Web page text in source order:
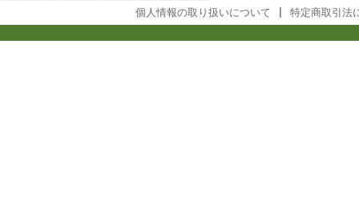
個人情報の取り扱いについて 特定商取引法